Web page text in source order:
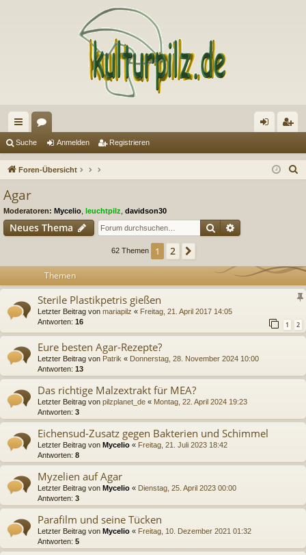
ch
ne
ug
riff
en m ist
Suche Anmelden Registrieren
Foren-Übersicht
Agar
Moderatoren: Mycelio leuchtpilz davidson30
Neues Thema Suche
62 Themen 1 2
Themen
Sterile Plastikpetris gießen
Letzter Beitrag von mariapilz « Freitag, 21. April 2017 14:05
Antworten: 16 1 2
Eure besten Agar-Rezepte?
Letzter Beitrag von Patrik « Donnerstag, 28. November 2024 10:00
Antworten: 13
Das richtige Malzextrakt für MEA?
Letzter Beitrag von pilzplanet_de « Montag, 22. April 2024 19:23
Antworten: 3
Eichensud-Zusatz gegen Bakterien und Schimmel
Letzter Beitrag von Mycelio « Freitag, 21. Juli 2023 18:42
Antworten: 8
Myzelien auf Agar
Letzter Beitrag von Mycelio « Dienstag, 25. April 2023 00:00
Antworten: 3
Parafilm und seine Tücken
Letzter Beitrag von Mycelio « Freitag, 10. Dezember 2021 01:32
Antworten: 5